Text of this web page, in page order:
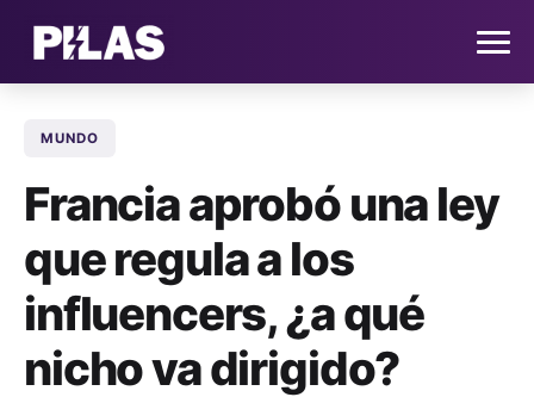
NOTICIAS
QUIÉNES SOMOS
CONTACTO
MUNDO
Francia aprobó una ley
que regula a los
influencers, ¿a qué
nicho va dirigido?